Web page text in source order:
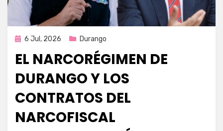
Publicada
6 Jul, 2026 Durango
EL NARCORÉGIMEN DE
DURANGO Y LOS
CONTRATOS DEL
NARCOFISCAL